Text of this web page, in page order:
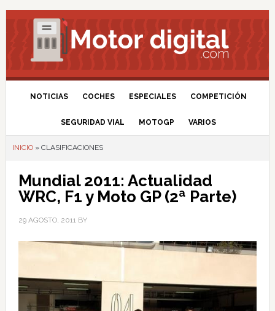
NOTICIAS COCHES ESPECIALES COMPETICIÓN
SEGURIDAD VIAL MOTOGP VARIOS
INICIO» CLASIFICACIONES
Mundial 2011: Actualidad
WRC, F1 y Moto GP (2ª Parte)
29 AGOSTO, 2011BY